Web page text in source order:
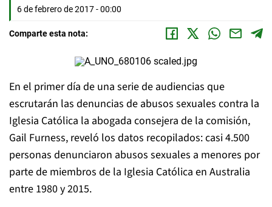
6 de febrero de 2017 - 00:00
Comparte esta nota:
En el primer día de una serie de audiencias que
escrutarán las denuncias de abusos sexuales contra la
Iglesia Católica la abogada consejera de la comisión,
Gail Furness, reveló los datos recopilados: casi 4.500
personas denunciaron abusos sexuales a menores por
parte de miembros de la Iglesia Católica en Australia
entre 1980 y 2015.